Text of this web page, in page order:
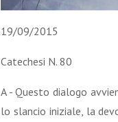
19/09/2015
Catechesi N. 80
A - Questo dialogo
lo slancio iniziale, la